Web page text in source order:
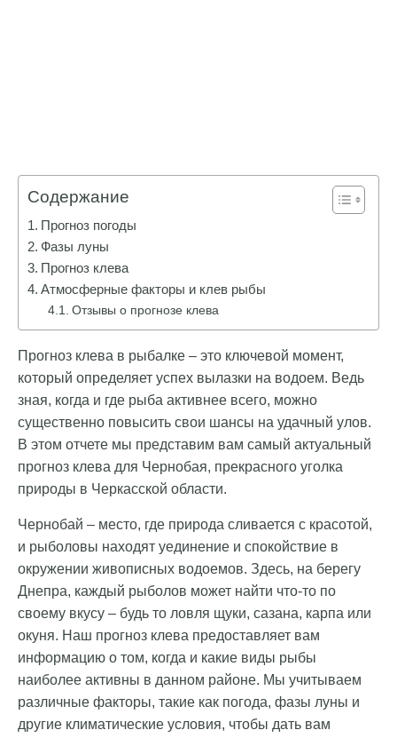
Содержание
Прогноз погоды
Фазы луны
Прогноз клева
Атмосферные факторы и клев рыбы
Отзывы о прогнозе клева
Прогноз клева в рыбалке – это ключевой момент,
который определяет успех вылазки на водоем. Ведь
зная, когда и где рыба активнее всего, можно
существенно повысить свои шансы на удачный улов.
В этом отчете мы представим вам самый актуальный
прогноз клева для Чернобая, прекрасного уголка
природы в Черкасской области.
Чернобай – место, где природа сливается с красотой,
и рыболовы находят уединение и спокойствие в
окружении живописных водоемов. Здесь, на берегу
Днепра, каждый рыболов может найти что-то по
своему вкусу – будь то ловля щуки, сазана, карпа или
окуня. Наш прогноз клева предоставляет вам
информацию о том, когда и какие виды рыбы
наиболее активны в данном районе. Мы учитываем
различные факторы, такие как погода, фазы луны и
другие климатические условия, чтобы дать вам